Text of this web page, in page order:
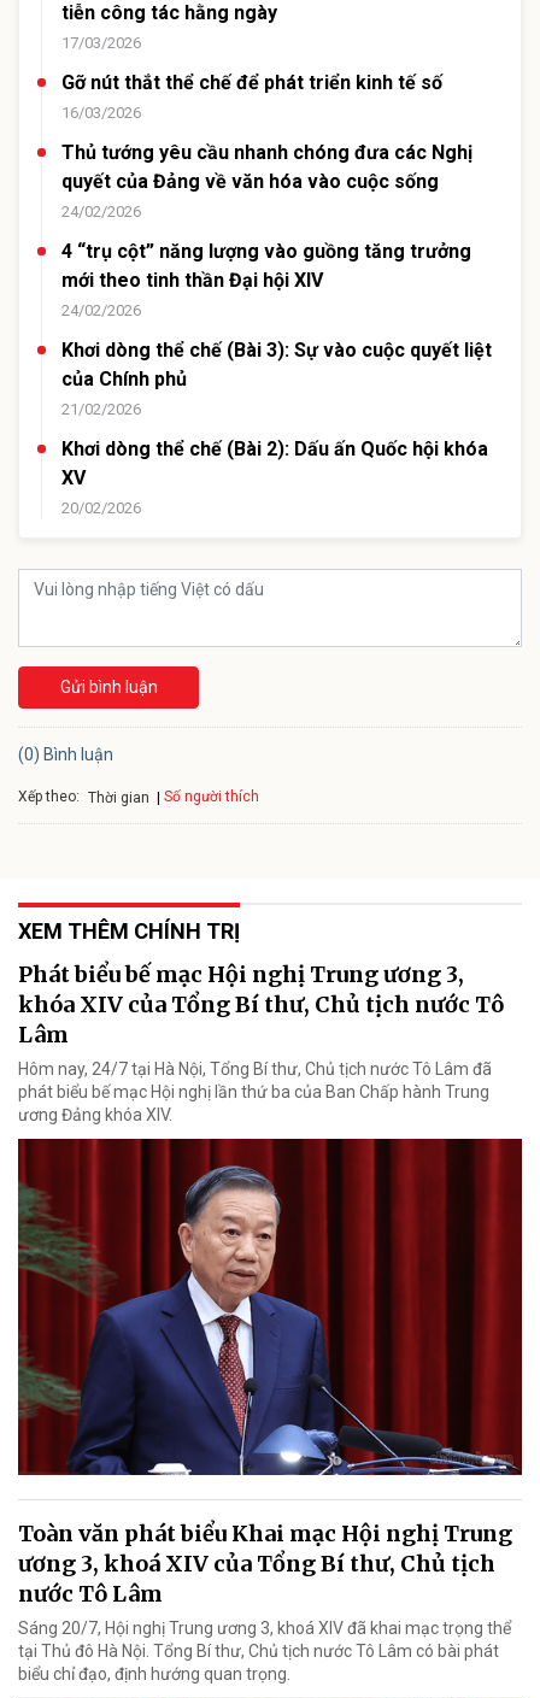
tiễn công tác hằng ngày
17/03/2026
Gỡ nút thắt thể chế để phát triển kinh tế số
16/03/2026
Thủ tướng yêu cầu nhanh chóng đưa các Nghị
quyết của Đảng về văn hóa vào cuộc sống
24/02/2026
4 “trụ cột” năng lượng vào guồng tăng trưởng
mới theo tinh thần Đại hội XIV
24/02/2026
Khơi dòng thể chế (Bài 3): Sự vào cuộc quyết liệt
của Chính phủ
21/02/2026
Khơi dòng thể chế (Bài 2): Dấu ấn Quốc hội khóa
XV
20/02/2026
Gửi bình luận
(0) Bình luận
Xếp theo: Thời gian Số người thích
XEM THÊM CHÍNH TRỊ
Phát biểu bế mạc Hội nghị Trung ương 3,
khóa XIV của Tổng Bí thư, Chủ tịch nước Tô
Lâm
Hôm nay, 24/7 tại Hà Nội, Tổng Bí thư, Chủ tịch nước Tô Lâm đã
phát biểu bế mạc Hội nghị lần thứ ba của Ban Chấp hành Trung
ương Đảng khóa XIV.
Toàn văn phát biểu Khai mạc Hội nghị Trung
ương 3, khoá XIV của Tổng Bí thư, Chủ tịch
nước Tô Lâm
Sáng 20/7, Hội nghị Trung ương 3, khoá XIV đã khai mạc trọng thể
tại Thủ đô Hà Nội. Tổng Bí thư, Chủ tịch nước Tô Lâm có bài phát
biểu chỉ đạo, định hướng quan trọng.